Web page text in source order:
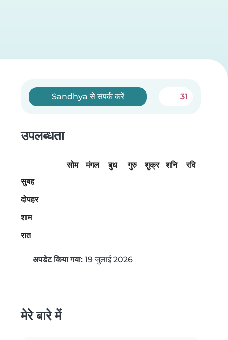
Sandhya से संपर्क करें 31
उपलब्धता
सोम मंगल बुध गुरु शुक्र शनि
रवि
सुबह
दोपहर
शाम
रात
अपडेट किया गया: 19 जुलाई 2026
मेरे बारे में